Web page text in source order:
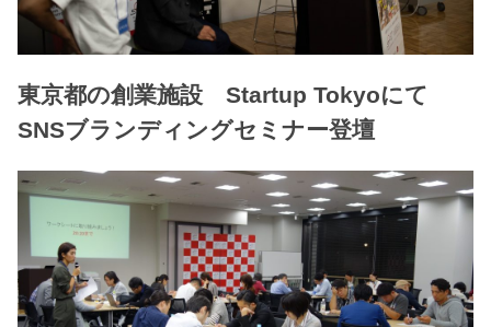
東京都の創業施設 Startup Tokyoにて
SNSブランディングセミナー登壇